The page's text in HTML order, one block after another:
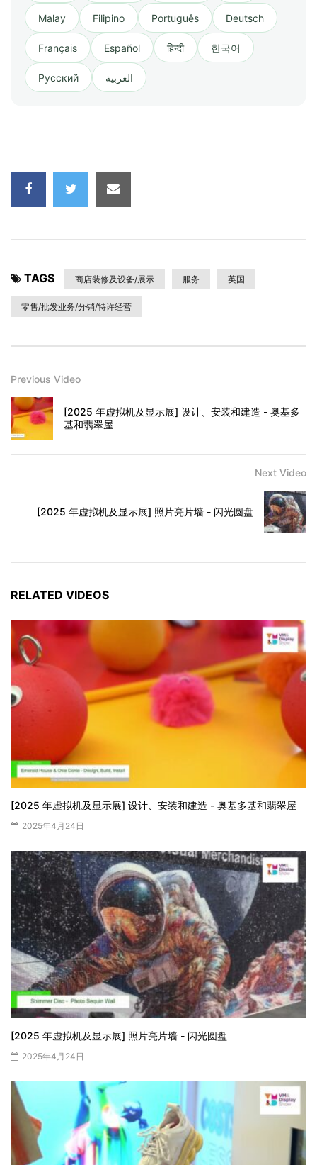
Malay Filipino Português Deutsch
Français Español हिन्दी 한국어
Русский العربية
TAGS 商店装修及设备/展示 服务 英国
零售/批发业务/分销/特许经营
Previous Video
[2025 年虚拟机及显示展] 设计、安装和建造 - 奥基多
基和翡翠屋
Next Video
[2025 年虚拟机及显示展] 照片亮片墙 - 闪光圆盘
RELATED VIDEOS
[2025 年虚拟机及显示展] 设计、安装和建造 - 奥基多基和翡翠屋
2025年4月24日
[2025 年虚拟机及显示展] 照片亮片墙 - 闪光圆盘
2025年4月24日